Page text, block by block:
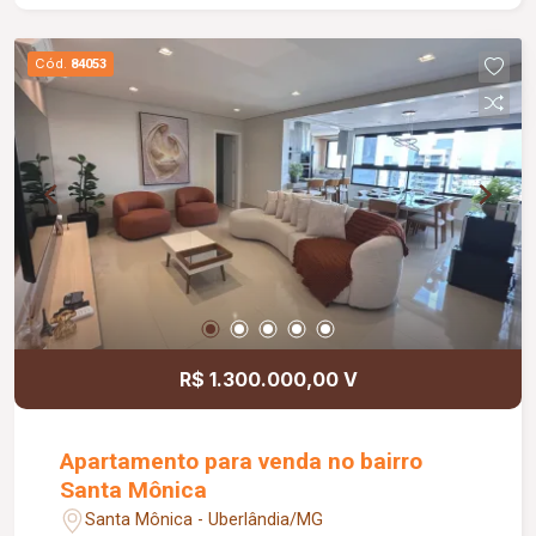
Cód. 84053
R$ 1.300.000,00 V
Apartamento para venda no bairro
Santa Mônica
Santa Mônica - Uberlândia/MG